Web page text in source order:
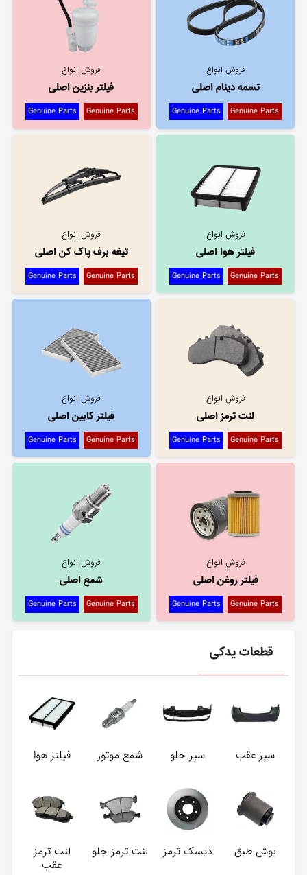
فروش انواع
تسمه دینام اصلی
Genuine Parts
Genuine Parts
فروش انواع
فیلتر بنزین اصلی
Genuine Parts
Genuine Parts
فروش انواع
فیلتر هوا اصلی
Genuine Parts
Genuine Parts
فروش انواع
تیغه برف پاک کن اصلی
Genuine Parts
Genuine Parts
فروش انواع
لنت ترمز اصلی
Genuine Parts
Genuine Parts
فروش انواع
فیلتر کابین اصلی
Genuine Parts
Genuine Parts
فروش انواع
فیلتر روغن اصلی
Genuine Parts
Genuine Parts
فروش انواع
شمع اصلی
Genuine Parts
Genuine Parts
قطعات یدکی
سپر عقب سپر جلو شمع موتور فیلتر هوا
بوش طبق دیسک ترمز لنت ترمز جلو
لنت ترمز
عقب